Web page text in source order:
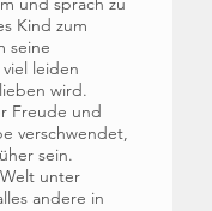
Kind zum
seine
leiden
wird.
Freude und
verschwendet,
sein.
unter
andere in